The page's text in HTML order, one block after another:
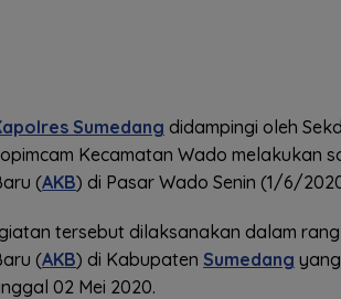
Sumedang didampingi oleh
Kecamatan Wado melakukan
(AKB) di Pasar Wado Senin (1/6/
tersebut dilaksanakan dalam
(AKB) di Kabupaten Sumedang
02 Mei 2020.